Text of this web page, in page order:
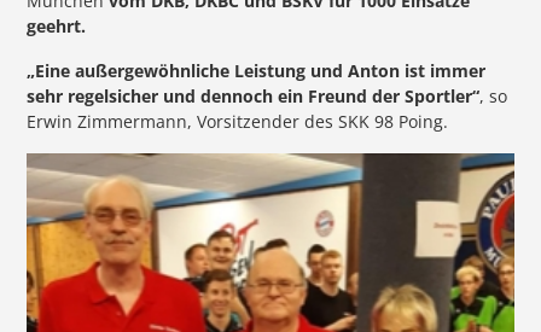
geehrt.
„Eine außergewöhnliche Leistung und Anton ist immer
sehr regelsicher und dennoch ein Freund der Sportler“, so
Erwin Zimmermann, Vorsitzender des SKK 98 Poing.